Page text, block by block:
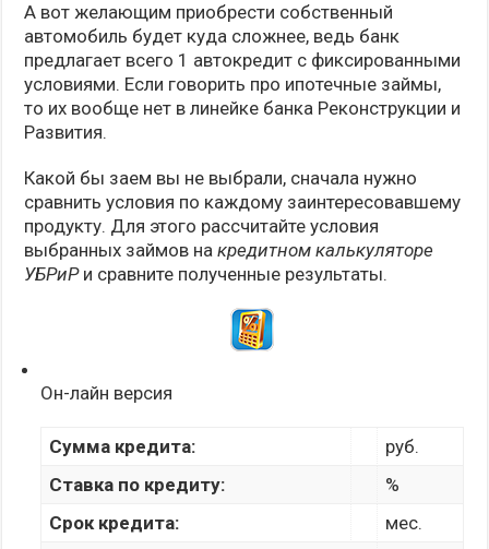
А вот желающим приобрести собственный
автомобиль будет куда сложнее, ведь банк
предлагает всего 1 автокредит с фиксированными
условиями. Если говорить про ипотечные займы,
то их вообще нет в линейке банка Реконструкции и
Развития.
Какой бы заем вы не выбрали, сначала нужно
сравнить условия по каждому заинтересовавшему
продукту. Для этого рассчитайте условия
выбранных займов накредитном калькуляторе
УБРиРи сравните полученные результаты.
Он-лайн версия
Сумма кредита:
руб.
Ставка по кредиту:
%
Срок кредита:
мес.